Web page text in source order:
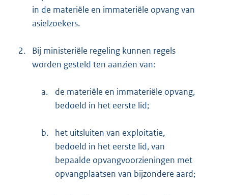
in de materiële en immateriële opvang van
asielzoekers.
2.
Bij ministeriële regeling kunnen regels
worden gesteld ten aanzien van:
a.
de materiële en immateriële opvang,
bedoeld in het eerste lid;
b.
het uitsluiten van exploitatie,
bedoeld in het eerste lid, van
bepaalde opvangvoorzieningen met
opvangplaatsen van bijzondere aard;